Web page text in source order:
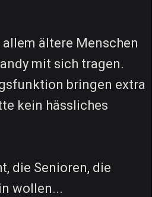
allem ältere Menschen
mit sich tragen.
bringen extra
kein hässliches
die Senioren, die
wollen...